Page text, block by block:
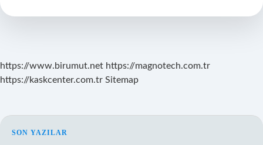
https://www.birumut.net https://magnotech.com.tr
https://kaskcenter.com.tr Sitemap
SON YAZILAR